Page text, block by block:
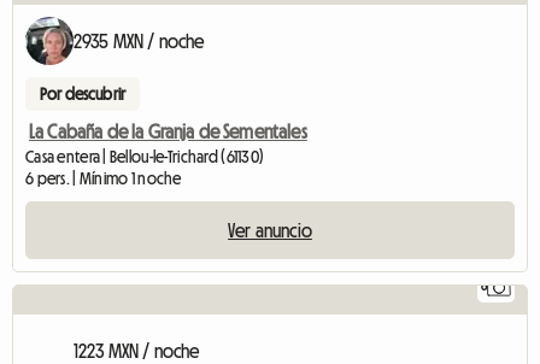
2935 MXN / noche
Por descubrir
La Cabaña de la Granja de Sementales
Casa entera | Bellou-le-Trichard (61130)
6 pers. | Mínimo 1 noche
Ver anuncio
6
1223 MXN / noche